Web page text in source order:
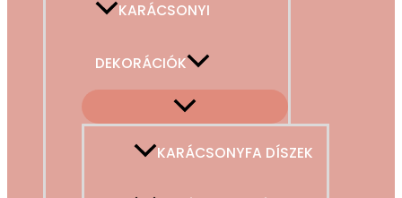
KARÁCSONYI
DEKORÁCIÓK
KARÁCSONYFA DÍSZEK